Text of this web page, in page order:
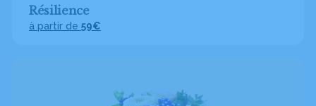
Résilience
à partir de 59€